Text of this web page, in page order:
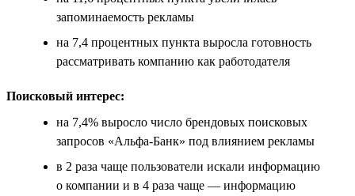
запоминаемость рекламы
на 7,4 процентных пункта выросла готовность
рассматривать компанию как работодателя
Поисковый интерес:
на 7,4% выросло число брендовых поисковых
запросов «Альфа-Банк» под влиянием рекламы
в 2 раза чаще пользователи искали информацию
о компании и в 4 раза чаще — информацию